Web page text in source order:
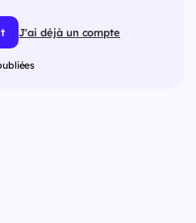
J'ai déjà un compte